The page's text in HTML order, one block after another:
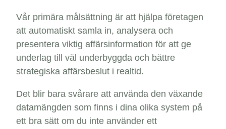
Vår primära målsättning är att hjälpa företagen
att automatiskt samla in, analysera och
presentera viktig affärsinformation för att ge
underlag till väl underbyggda och bättre
strategiska affärsbeslut i realtid.
Det blir bara svårare att använda den växande
datamängden som finns i dina olika system på
ett bra sätt om du inte använder ett